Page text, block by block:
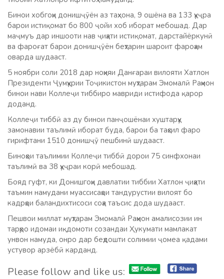
Бинои хобгоҳи донишҷӯён аз таҳхона, 9 ошёна ва 133 ҳуҷра
барои истиқомат бо 800 ҷойи хоб иборат мебошад. Дар
маҷмуъ дар иншооти нав ҷиҳати истиқомат, дарстайёркунӣ
ва фароғат барои донишҷӯён беҳтарин шароит фароҳам
оварда шудааст.
5 ноябри соли 2018 дар ноҳияи Данғараи вилояти Хатлон
Президенти Ҷумҳурии Тоҷикистон муҳтарам Эмомалӣ Раҳмон
бинои нави Коллеҷи тиббиро мавриди истифода қарор
доданд.
Коллеҷи тиббӣ аз ду бинои панҷошёнаи хуштарҳу
замонавии таълимӣ иборат буда, барои ба таҳсил фаро
гирифтани 1510 донишҷӯ пешбинӣ шудааст.
Биноҳои таълимии Коллеҷи тиббӣ дорои 75 синфхонаи
таълимӣ ва 38 ҳуҷраи корӣ мебошад.
Бояд гуфт, ки Донишгоҳи давлатии тиббии Хатлон ҷиҳати
таъмин намудани муассисаҳои тандурустии вилоят бо
кадрҳои баландихтисоси соҳа таъсис дода шудааст.
Пешвои миллат муҳтарам Эмомалӣ Раҳмон амалисозии ин
тарҳро идомаи иқдомоти созандаи Ҳукумати мамлакат
унвон намуда, онро дар беҳдошти солимии ҷомеа қадами
устувор арзёбӣ карданд.
Please follow and like us: